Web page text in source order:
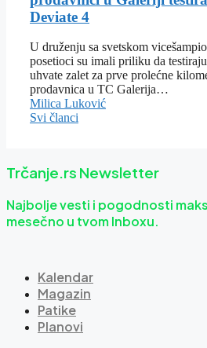
Deviate 4
U druženju sa svetskom
posetioci su imali priliku da
uhvate zalet za prve prolećne
prodavnica u TC Galerija…
Milica Luković
Svi članci
Trčanje.rs Newsletter
Najbolje vesti i pogodnosti
mesečno u tvom Inboxu.
Kalendar
Magazin
Patike
Planovi